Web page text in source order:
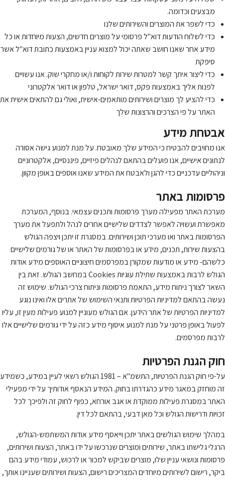
מבצעים וכדומה.
כדי לשפר את המוצרים והשירותים שלנו
כדי לשלוח הודעות דוא"ל פרסומי על מוצרים חדשים, הצעות מיוחדות או כל
מידע אחר שאנו חושב שאתה יכול למצוא עניין באמצעות כתובת דוא"ל אשר
סיפקת
כדי ליצור איתך קשר למטרות שירות לקוחות ו/או מחקרי שוק. אנו עשויים
לפנות אליך באמצעות פקס, דואר ישראל, טלפון או דואר אלקטרוני
כדי להציע לך מוצרים ושירותים מותאמים-אישית, ואולי גם להתאים אישית את
האתר על פי הצרכים והרצונות שלך
אבטחת מידע
אנו מחויבים להבטיח כי המידע שלך מאובטח. על מנת למנוע גישה אסורה
לנתונים אישיים, אנו פועלים בהתאם לנהלים פיזיים, פיננסיים, אלקטרוניים
וניהוליים עדכניים כדי להגן ולאבטח את המידע שאנו אוספים באופן מקוון.
פרסומות באתר
מערכת האתר מפעילה מערך פרסומות ותכנים עצמאי. בנוסף, המערכת
מאפשרת ועשויה לאפשר לצדדים שלישיים אחרים לנהל ולתפעל את מערך
הפרסומות באתר ואו מערכי תוכן ושירותים. במסגרת זו יתכן ויצפה הגולש
בהצעות שירות, תכנים, מידע או בפרסומות של האתר או של גורמים שלישיים
כלשהם- מידע או מודעות שמקורן במפרסמים חיצוניים האוספים מידע אודות
הגולש לרבות באמצעות שתילת עוגיות Cookies במחשב הגולש. זאת בין
השאר לצורך ניתוח מידע, התאמת פרסומות וניתוח צרכי הגולש. שימוש זה
נעשה בהתאם למדיניות הפרטיות ותנאי השימוש של אתרים אלו ואינו נוגע
למדיניות הפרטיות של אתר הידען. אם הגולש מעוניין למנוע פעילות מעין זו, עליו
לפעול באופן פרטני על מנת למנוע איסוף מידע כזה על ידי גורמים שלישיים אלו
לרבות מפרסמים.
חוק הגנת הפרטיות
על-פי חוק הגנת הפרטיות, התשמ"א – 1981 הגולש רשאי לעיין במידע, כשמידע
זה מוחזק במאגר מידע כהגדרתו בחוק. המידע הנאסף אודותיך על ידי מפעילי
האתר במסגרת פעילות ממוקדת או אגב אורחא, כפוף לחוק זה ולפיכך לכל
זכויות ודרישות הגולש וכל מאן דבעי, בהתאם לכל דין.
במהלך שימוש הגולשים באתר יתכן וייאסף מידע אודות המשתמש-הגולש,
הרגלי גלישתו באתר, שירותים ומוצרים שנרכשו על ידו באתר, הצעות ושירותים,
פרסומות ונושאי עניין שלו, מוצרים שביקש למכור או לרכוש, עמודי מידע בהם
ביקר, רישום לשירותים מיוחדים המצריכים רישום, הצעות ושירותים שעניינו אותך,